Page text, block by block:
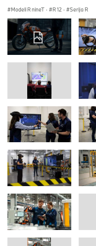
Modeli R nineT · R 12 · Serija R